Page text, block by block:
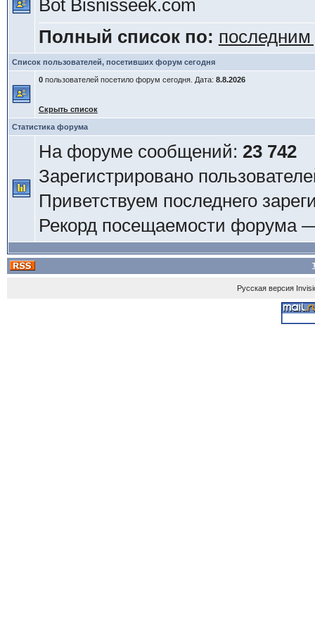
Bot Bisnisseek.com
Полный список по:
Список пользователей, посетивших форум сегодня
0пользователей посетило форум сегодня. Дата: 8.8.2026
Скрыть список
Статистика форума
На форуме сообщений: 23 742
Зарегистрировано
Приветствуем последнего
Рекорд посещаемости форума
Русская версия